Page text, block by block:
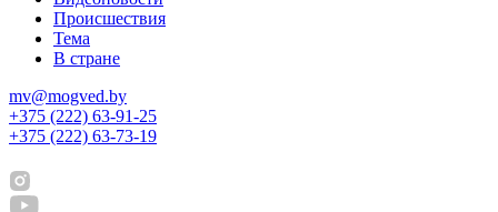
Происшествия
Тема
В стране
mv@mogved.by
+375 (222) 63-91-25
+375 (222) 63-73-19